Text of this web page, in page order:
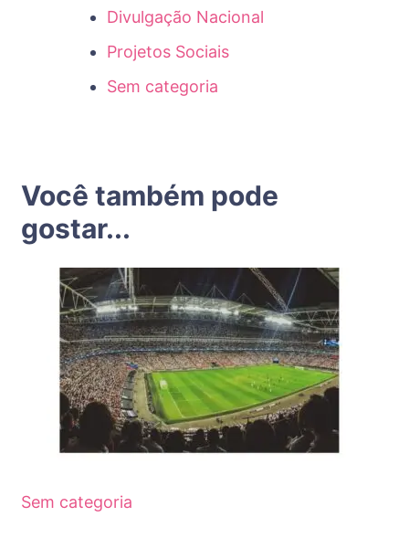
Divulgação Nacional
Projetos Sociais
Sem categoria
Você também pode
gostar...
Sem categoria